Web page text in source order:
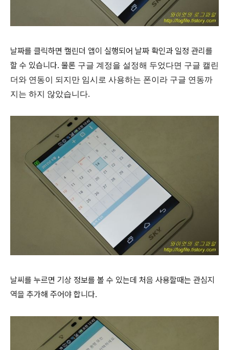
날짜를 클릭하면 캘린더 앱이 실행되어 날짜 확인과 일정 관리를
할 수 있습니다. 물론 구글 계정을 설정해 두었다면 구글 캘린
더와 연동이 되지만 임시로 사용하는 폰이라 구글 연동까
지는 하지 않았습니다.
날씨를 누르면 기상 정보를 볼 수 있는데 처음 사용할때는 관심지
역을 추가해 주어야 합니다.